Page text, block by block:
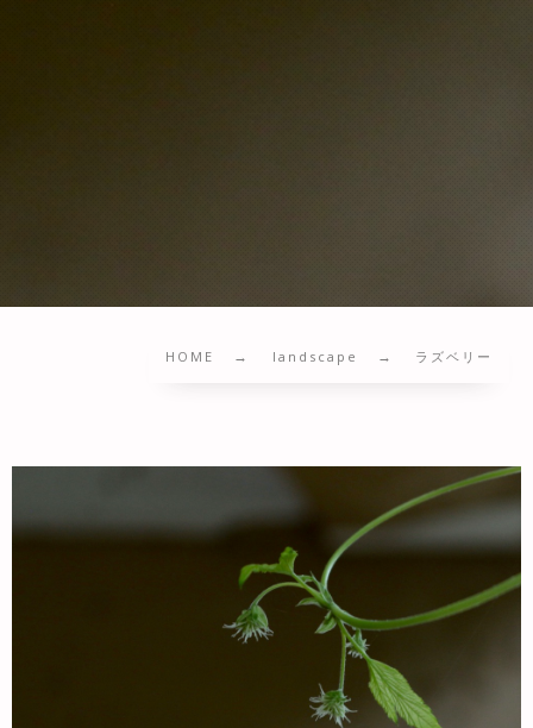
HOME landscape ラズベリー